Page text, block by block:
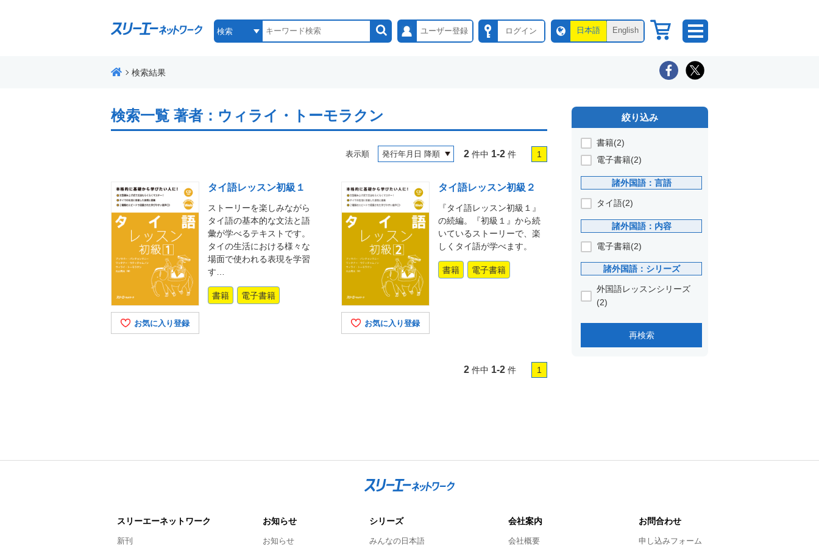
ユーザー登録 ログイン 日本語 English
検索結果
検索一覧 著者：ウィライ・トーモラクン
表示順 2 件中 1-2 件 1
お気に入り登録
タイ語レッスン初級１
ストーリーを楽しみながら
タイ語の基本的な文法と語
彙が学べるテキストです。
タイの生活における様々な
場面で使われる表現を学習
す…
書籍 電子書籍
お気に入り登録
タイ語レッスン初級２
『タイ語レッスン初級１』
の続編。『初級１』から続
いているストーリーで、楽
しくタイ語が学べます。
書籍 電子書籍
2 件中 1-2 件 1
絞り込み
書籍(2)
電子書籍(2)
諸外国語：言語
タイ語(2)
諸外国語：内容
電子書籍(2)
諸外国語：シリーズ
外国語レッスンシリーズ
(2)
スリーエーネットワーク
新刊
お知らせ
お知らせ
シリーズ
みんなの日本語
会社案内
会社概要
お問合わせ
申し込みフォーム